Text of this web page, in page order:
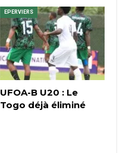
EPERVIERS
UFOA-B U20 : Le
Togo déjà éliminé